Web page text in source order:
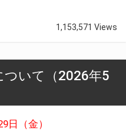
1,153,571 Views
いて（2026年5
日（金）